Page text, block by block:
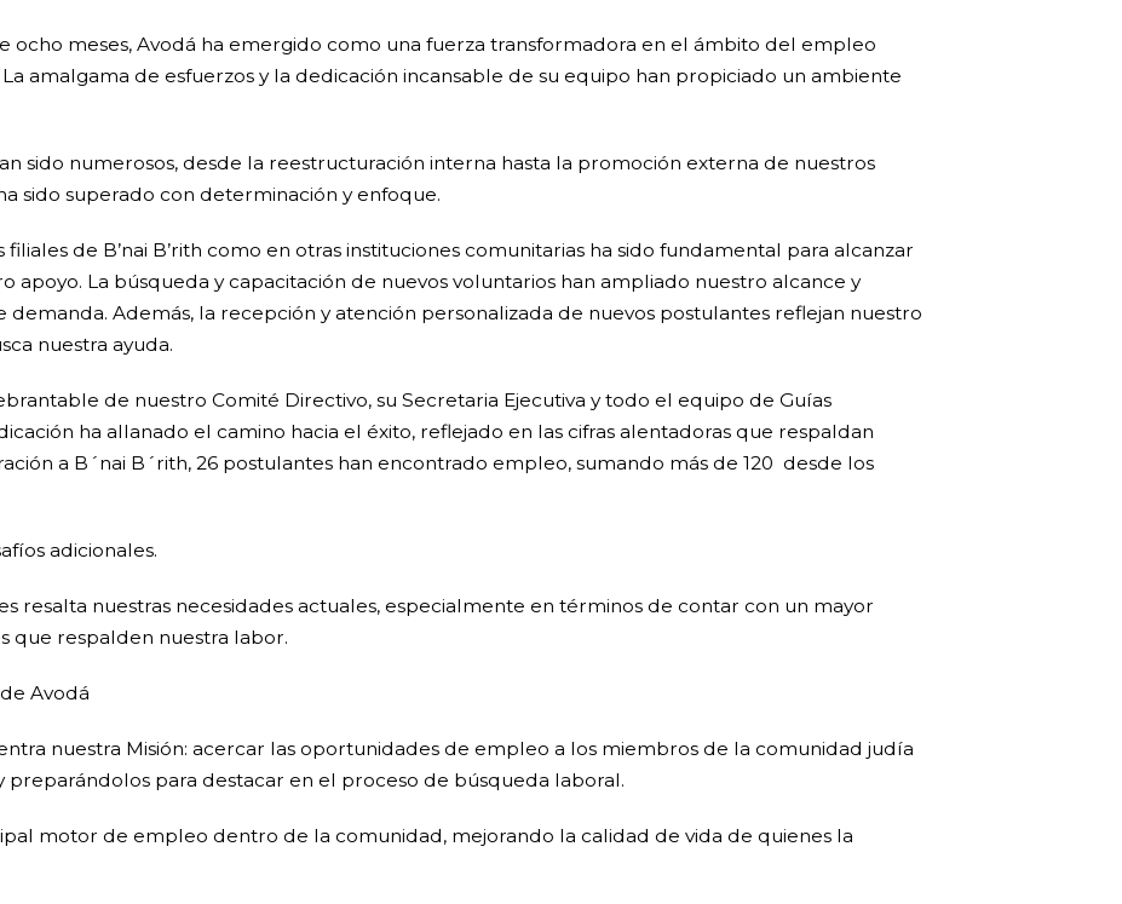
ocho meses, Avodá ha emergido como una fuerza transformadora en el ámbito del empleo
amalgama de esfuerzos y la dedicación incansable de su equipo han propiciado un ambiente
sido numerosos, desde la reestructuración interna hasta la promoción externa de nuestros
sido superado con determinación y enfoque.
de B’nai B’rith como en otras instituciones comunitarias ha sido fundamental para alcanzar
apoyo. La búsqueda y capacitación de nuevos voluntarios han ampliado nuestro alcance y
Además, la recepción y atención personalizada de nuevos postulantes reflejan nuestro
nuestra ayuda.
de nuestro Comité Directivo, su Secretaria Ejecutiva y todo el equipo de Guías
ha allanado el camino hacia el éxito, reflejado en las cifras alentadoras que respaldan
a B´nai B´rith, 26 postulantes han encontrado empleo, sumando más de 120 desde los
adicionales.
resalta nuestras necesidades actuales, especialmente en términos de contar con un mayor
que respalden nuestra labor.
Avodá
nuestra Misión: acercar las oportunidades de empleo a los miembros de la comunidad judía
preparándolos para destacar en el proceso de búsqueda laboral.
motor de empleo dentro de la comunidad, mejorando la calidad de vida de quienes la